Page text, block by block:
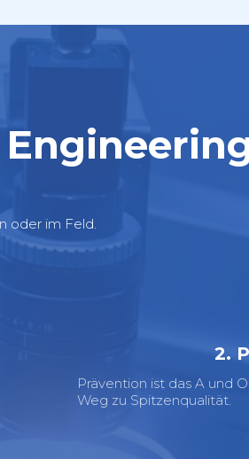
oder im Feld.
2.
Prävention ist das A und
Weg zu Spitzenqualität.